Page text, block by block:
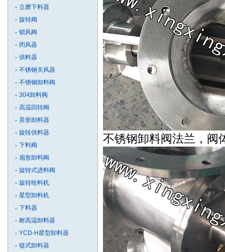
立磨下料器
旋转阀
锁风阀
闭风器
供料器
不锈钢关风器
不锈钢卸料阀
304卸料阀
高温回转阀
异形卸料器
旋转供料器
下料阀
扇形卸料阀
旋转式进料阀
旋转给料机
星型卸料机
下料器
耐高温卸料器
YCD-H星型卸料器
链式卸料器
不锈钢卸料阀法兰，阀